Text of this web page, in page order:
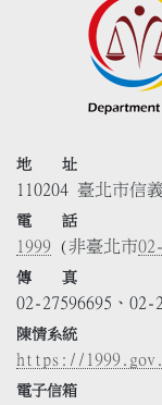
地 址
110204 臺北市信
電 話
1999 (非臺北市
傳 真
02-27596695、02-
陳情系統
https://
電子信箱